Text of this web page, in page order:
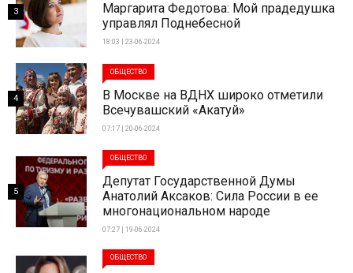
Маргарита Федотова: Мой прадедушка
управлял Поднебесной
18:03 | 23-06-2024
3
ОБЩЕСТВО
В Москве на ВДНХ широко отметили
Всечувашский «Акатуй»
07:17 | 20-06-2024
4
ОБЩЕСТВО
Депутат Государственной Думы
Анатолий Аксаков: Сила России в ее
многонациональном народе
07:27 | 19-06-2024
5
ОБЩЕСТВО